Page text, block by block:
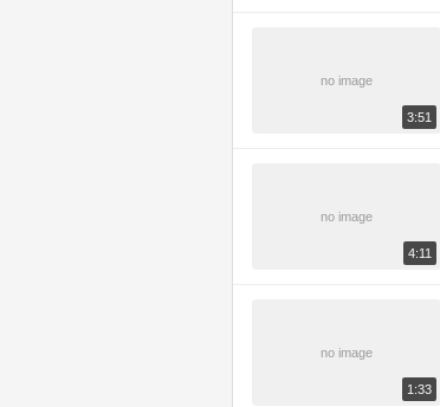
no image
3:51
no image
4:11
no image
1:33